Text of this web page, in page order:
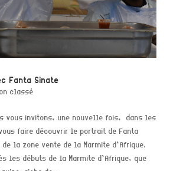
Fanta Sinate
classé
vous invitons, une nouvelle fois, dans les
faire découvrir le portrait de Fanta
de la zone vente de la Marmite d’Afrique.
les débuts de la Marmite d’Afrique, que